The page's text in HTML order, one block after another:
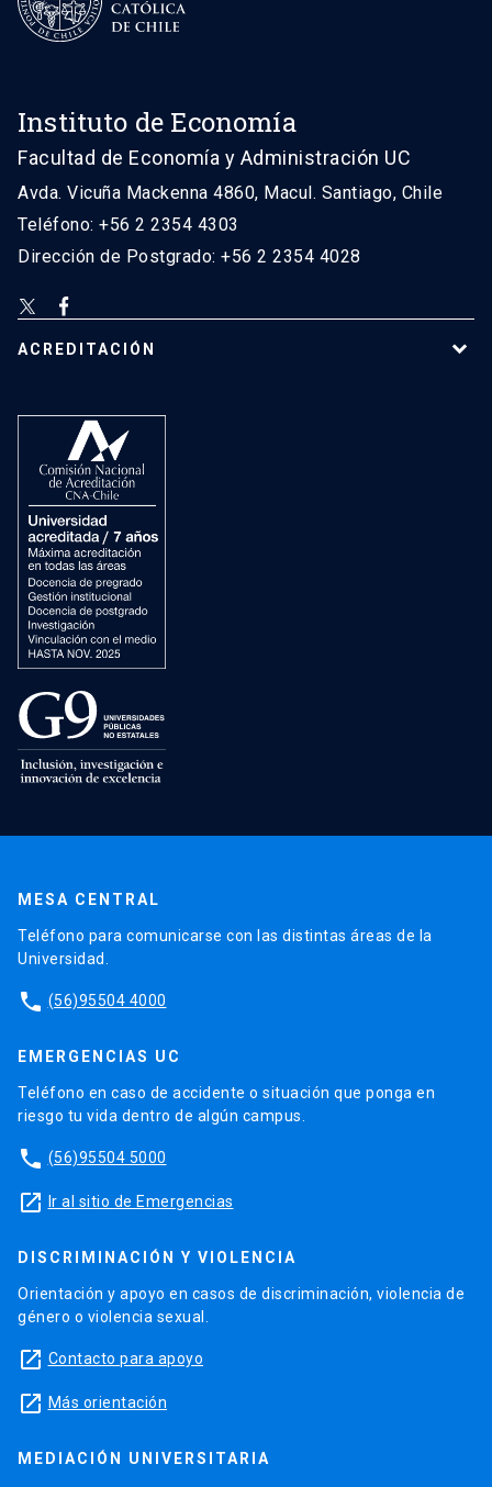
Instituto de Economía
Facultad de Economía y Administración UC
Avda. Vicuña Mackenna 4860, Macul. Santiago, Chile
Teléfono: +56 2 2354 4303
Dirección de Postgrado: +56 2 2354 4028
ACREDITACIÓN
MESA CENTRAL
Teléfono para comunicarse con las distintas áreas de la
Universidad.
phone (56)95504 4000
EMERGENCIAS UC
Teléfono en caso de accidente o situación que ponga en
riesgo tu vida dentro de algún campus.
phone (56)95504 5000
launch Ir al sitio de Emergencias
DISCRIMINACIÓN Y VIOLENCIA
Orientación y apoyo en casos de discriminación, violencia de
género o violencia sexual.
launch Contacto para apoyo
launch Más orientación
MEDIACIÓN UNIVERSITARIA